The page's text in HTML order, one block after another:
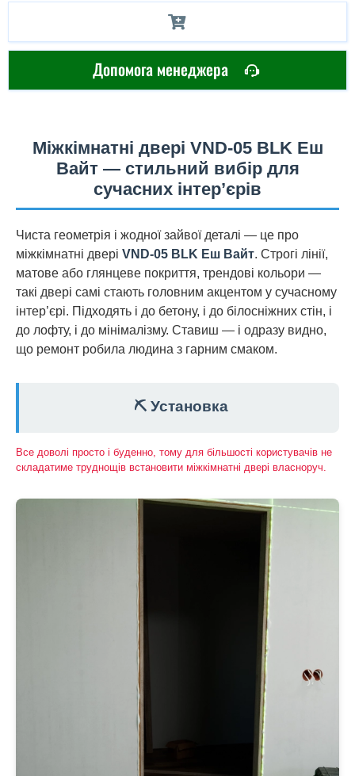
Допомога менеджера
Міжкімнатні двері VND-05 BLK Еш
Вайт — стильний вибір для
сучасних інтер’єрів
Чиста геометрія і жодної зайвої деталі — це про
міжкімнатні двері VND-05 BLK Еш Вайт. Строгі лінії,
матове або глянцеве покриття, трендові кольори —
такі двері самі стають головним акцентом у сучасному
інтер’єрі. Підходять і до бетону, і до білосніжних стін, і
до лофту, і до мінімалізму. Ставиш — і одразу видно,
що ремонт робила людина з гарним смаком.
⛏️ Установка
Все доволі просто і буденно, тому для більшості користувачів не
складатиме труднощів встановити міжкімнатні двері власноруч.